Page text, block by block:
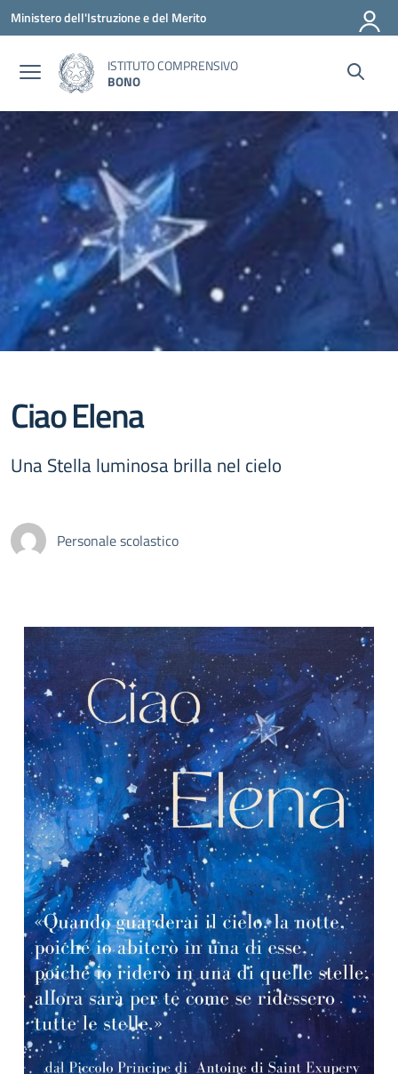
Vai ai contenuti
Vai al menu di navigazione
Vai al footer
Ministero dell'Istruzione e del Merito
ISTITUTO COMPRENSIVO
BONO
Ciao Elena
Una Stella luminosa brilla nel cielo
Personale scolastico